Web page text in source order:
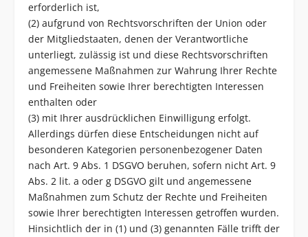
erforderlich ist,
(2) aufgrund von Rechtsvorschriften der Union oder
der Mitgliedstaaten, denen der Verantwortliche
unterliegt, zulässig ist und diese Rechtsvorschriften
angemessene Maßnahmen zur Wahrung Ihrer Rechte
und Freiheiten sowie Ihrer berechtigten Interessen
enthalten oder
(3) mit Ihrer ausdrücklichen Einwilligung erfolgt.
Allerdings dürfen diese Entscheidungen nicht auf
besonderen Kategorien personenbezogener Daten
nach Art. 9 Abs. 1 DSGVO beruhen, sofern nicht Art. 9
Abs. 2 lit. a oder g DSGVO gilt und angemessene
Maßnahmen zum Schutz der Rechte und Freiheiten
sowie Ihrer berechtigten Interessen getroffen wurden.
Hinsichtlich der in (1) und (3) genannten Fälle trifft der